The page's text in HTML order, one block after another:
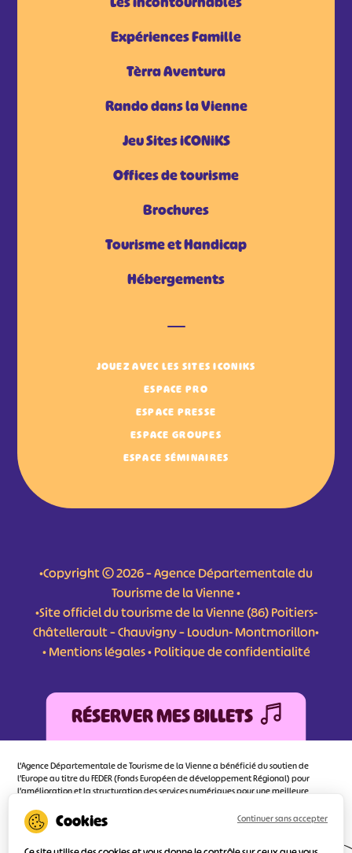
Expériences Famille
Tèrra Aventura
Rando dans la Vienne
Jeu Sites iCONiKS
Offices de tourisme
Brochures
Tourisme et Handicap
Hébergements
JOUEZ AVEC LES SITES ICONIKS
ESPACE PRO
ESPACE PRESSE
ESPACE GROUPES
ESPACE SÉMINAIRES
•Copyright © 2026 – Agence Départementale du
Tourisme de la Vienne •
•Site officiel du tourisme de la Vienne (86) Poitiers-
Châtellerault – Chauvigny – Loudun- Montmorillon•
•Mentions légales•Politique de confidentialité
RÉSERVER MES BILLETS
L'Agence Départementale de Tourisme de la Vienne a bénéficié du soutien de
l’Europe au titre du FEDER (Fonds Européen de développement Régional) pour
l’amélioration et la structuration des services numériques pour une meilleure
d’orienter au mieux le visiteur.
Continuer sans accepter